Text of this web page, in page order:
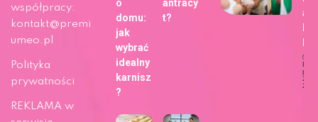
współpracy:
kontakt@premi
umeo.pl
Polityka
prywatności
REKLAMA w
o
domu:
jak
wybrać
idealny
karnisz
?
antracy
t?
29